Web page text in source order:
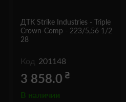
ДТК Strike Industries - Triple
Crown-Comp - 223/5,56 1/2
28
Код 201148
3 858.0 ₴
В наличии